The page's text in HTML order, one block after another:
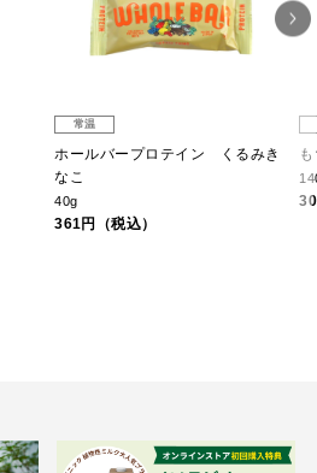
常温
ホールバープロテイン くるみき
なこ
40g
361円（税込）